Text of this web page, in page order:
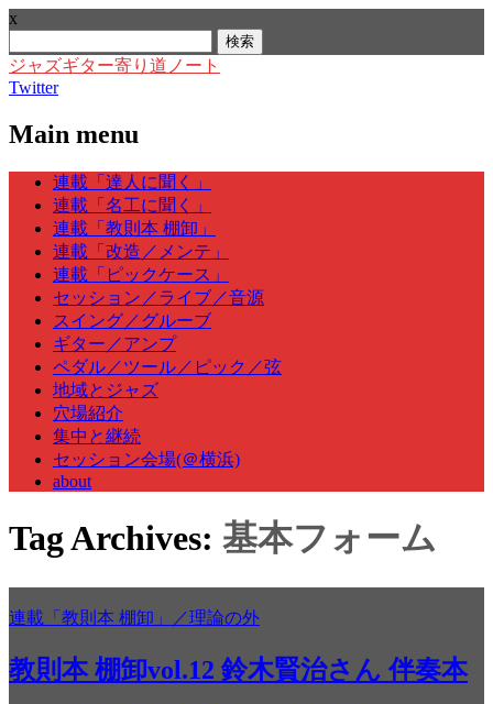
x
索:
ジャズギター寄り道ノート
Twitter
Main menu
Skip
content
連載「達人に聞く」
連載「名工に聞く」
連載「教則本 棚卸」
連載「改造／メンテ」
連載「ピックケース」
セッション／ライブ／音源
スイング／グルーブ
ギター／アンプ
ペダル／ツール／ピック／弦
地域とジャズ
穴場紹介
集中と継続
セッション会場(＠横浜)
about
Tag Archives: 基本フォーム
連載「教則本 棚卸」／理論の外
教則本 棚卸vol.12 鈴木賢治さん 伴奏本